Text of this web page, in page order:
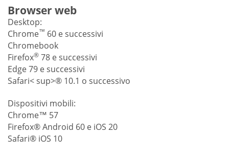
Browser web
Desktop:
Chrome™ 60 e successivi
Chromebook
Firefox® 78 e successivi
Edge 79 e successivi
Safari< sup>® 10.1 o successivo
Dispositivi mobili:
Chrome™ 57
Firefox® Android 60 e iOS 20
Safari® iOS 10